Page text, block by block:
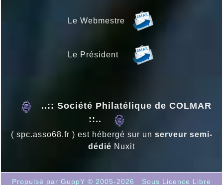
Le Webmestre
Le Président
..:: Société Philatélique de COLMAR
::..
( spc.asso68.fr ) est hébergé sur un serveur semi-
dédié Nuxit
Propulsé par GuppY © 2005-2026 Sous Licence Libre